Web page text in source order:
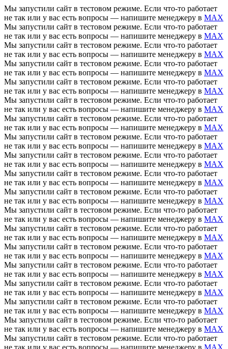
Мы запустили сайт в тестовом режиме. Если что-то работает
не так или у вас есть вопросы — напишите менеджеру в MAX
Мы запустили сайт в тестовом режиме. Если что-то работает
не так или у вас есть вопросы — напишите менеджеру в MAX
Мы запустили сайт в тестовом режиме. Если что-то работает
не так или у вас есть вопросы — напишите менеджеру в MAX
Мы запустили сайт в тестовом режиме. Если что-то работает
не так или у вас есть вопросы — напишите менеджеру в MAX
Мы запустили сайт в тестовом режиме. Если что-то работает
не так или у вас есть вопросы — напишите менеджеру в MAX
Мы запустили сайт в тестовом режиме. Если что-то работает
не так или у вас есть вопросы — напишите менеджеру в MAX
Мы запустили сайт в тестовом режиме. Если что-то работает
не так или у вас есть вопросы — напишите менеджеру в MAX
Мы запустили сайт в тестовом режиме. Если что-то работает
не так или у вас есть вопросы — напишите менеджеру в MAX
Мы запустили сайт в тестовом режиме. Если что-то работает
не так или у вас есть вопросы — напишите менеджеру в MAX
Мы запустили сайт в тестовом режиме. Если что-то работает
не так или у вас есть вопросы — напишите менеджеру в MAX
Мы запустили сайт в тестовом режиме. Если что-то работает
не так или у вас есть вопросы — напишите менеджеру в MAX
Мы запустили сайт в тестовом режиме. Если что-то работает
не так или у вас есть вопросы — напишите менеджеру в MAX
Мы запустили сайт в тестовом режиме. Если что-то работает
не так или у вас есть вопросы — напишите менеджеру в MAX
Мы запустили сайт в тестовом режиме. Если что-то работает
не так или у вас есть вопросы — напишите менеджеру в MAX
Мы запустили сайт в тестовом режиме. Если что-то работает
не так или у вас есть вопросы — напишите менеджеру в MAX
Мы запустили сайт в тестовом режиме. Если что-то работает
не так или у вас есть вопросы — напишите менеджеру в MAX
Мы запустили сайт в тестовом режиме. Если что-то работает
не так или у вас есть вопросы — напишите менеджеру в MAX
Мы запустили сайт в тестовом режиме. Если что-то работает
не так или у вас есть вопросы — напишите менеджеру в MAX
Мы запустили сайт в тестовом режиме. Если что-то работает
не так или у вас есть вопросы — напишите менеджеру в MAX